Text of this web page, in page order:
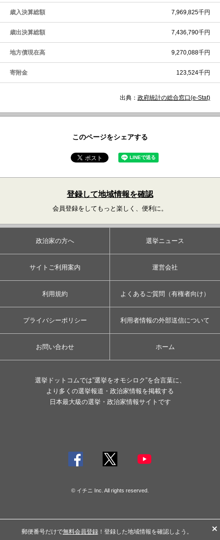
歳入決算総額 7,969,825千円
歳出決算総額 7,436,790千円
地方債現在高 9,270,088千円
寄附金 123,524千円
出典： 政府統計の総合窓口(e-Stat)
このページをシェアする
登録して地域情報を確認
会員登録をしてもっと楽しく、便利に。
政治家の方へ 選挙ニュース
サイトご利用案内 運営会社
利用規約 よくあるご質問（有権者向け）
プライバシーポリシー 利用者情報の外部送信について
お問い合わせ ホーム
選挙ドットコムでは”選挙をオモシロク”を合言葉に、
より多くの選挙報道・政治家情報を掲載する
日本最大級の選挙・政治家情報サイトです
© イチニ Inc. All rights reserved.
郵便番号だけで無料会員登録！登録した地域情報を確認しよう。